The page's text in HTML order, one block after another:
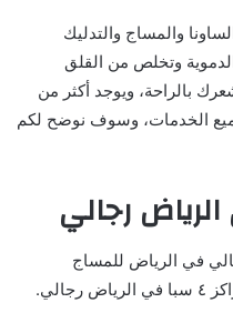
والمساج والتدليك
وتخلص من القلق
بالراحة، ويوجد أكثر من
الخدمات، وسوف نوضح لكم
رجالي
في الرياض للمساج